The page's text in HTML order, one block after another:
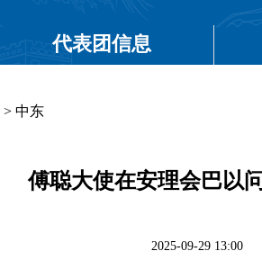
代表团信息
> 中东
傅聪大使在安理会巴以
2025-09-29 13:00